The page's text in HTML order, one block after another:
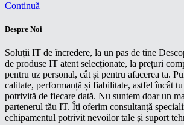
Continuă
Despre Noi
Soluții IT de încredere, la un pas de tine
de produse IT atent selecționate, la prețuri
pentru uz personal, cât și pentru afacerea ta.
calitate, performanță și fiabilitate, astfel încât tu
potrivită de fiecare dată. Nu suntem doar un
partenerul tău IT. Îți oferim consultanță
echipamentul potrivit nevoilor tale și suport